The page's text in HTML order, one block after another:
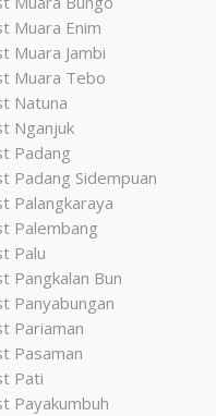
Muara Enim
Muara Jambi
Muara Tebo
Natuna
Nganjuk
Padang
Padang Sidempuan
Palangkaraya
Palembang
Palu
Pangkalan Bun
Panyabungan
Pariaman
Pasaman
Pati
Payakumbuh